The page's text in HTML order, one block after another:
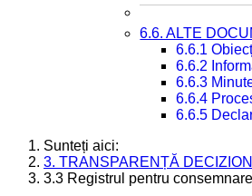
6.6. ALTE
6.6.1
6.6.2
6.6.3
6.6.4
6.6.5
Sunteți aici:
3. TRANSPARENȚĂ
3.3 Registrul pentru